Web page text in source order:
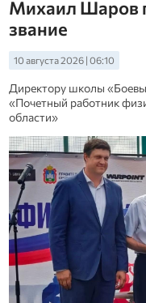
Михаил Шаров
звание
10 августа 2026 | 06:10
Директору школы
«Почетный работник
области»